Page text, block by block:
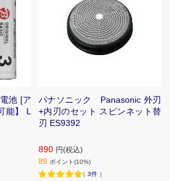
池 [ア
能】 L
パナソニック Panasonic 外刃
+内刃のセット スピンネット替
刃 ES9392
890 円(税込)
89 ポイント(10%)
（ 3件 ）